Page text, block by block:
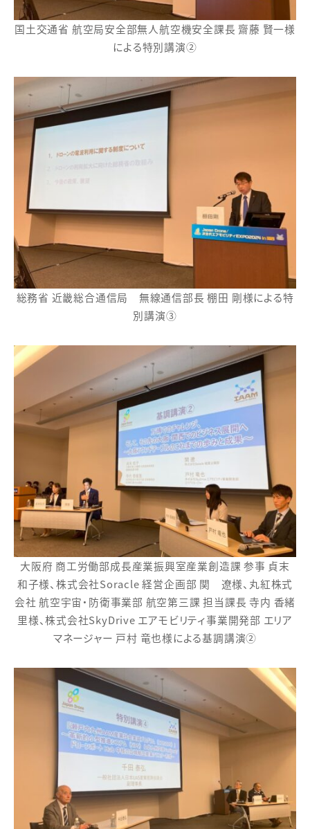
国土交通省 航空局安全部無人航空機安全課長 齋藤 賢一様
による特別講演②
総務省 近畿総合通信局 無線通信部長 棚田 剛様による特
別講演③
大阪府 商工労働部成長産業振興室産業創造課 参事 貞末
和子様、株式会社Soracle 経営企画部 関 遼様、丸紅株式
会社 航空宇宙・防衛事業部 航空第三課 担当課長 寺内 香緒
里様、株式会社SkyDrive エアモビリティ事業開発部 エリア
マネージャー 戸村 竜也様による基調講演②